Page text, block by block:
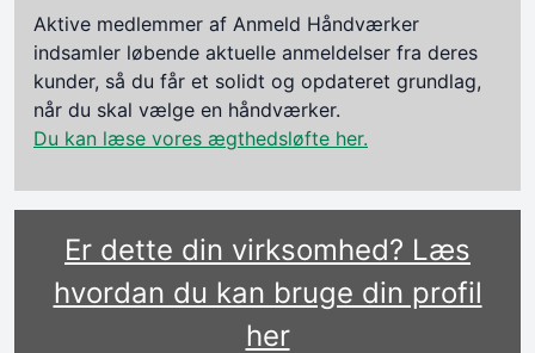
Aktive medlemmer af Anmeld Håndværker
indsamler løbende aktuelle anmeldelser fra deres
kunder, så du får et solidt og opdateret grundlag,
når du skal vælge en håndværker.
Du kan læse vores ægthedsløfte her.
Er dette din virksomhed? Læs
hvordan du kan bruge din profil
her